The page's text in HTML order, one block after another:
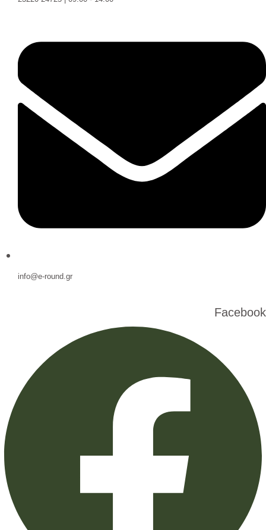
info@e-round.gr
Facebook